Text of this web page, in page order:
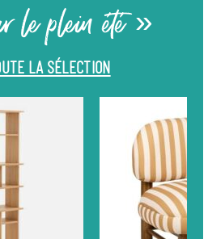
le plein été »
LA SÉLECTION